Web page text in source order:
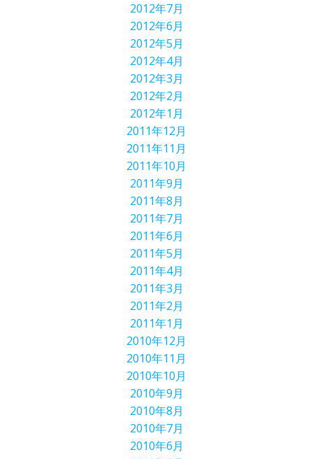
2012年7月
2012年6月
2012年5月
2012年4月
2012年3月
2012年2月
2012年1月
2011年12月
2011年11月
2011年10月
2011年9月
2011年8月
2011年7月
2011年6月
2011年5月
2011年4月
2011年3月
2011年2月
2011年1月
2010年12月
2010年11月
2010年10月
2010年9月
2010年8月
2010年7月
2010年6月